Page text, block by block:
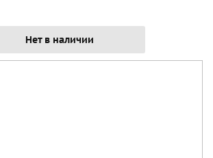
Нет в наличии